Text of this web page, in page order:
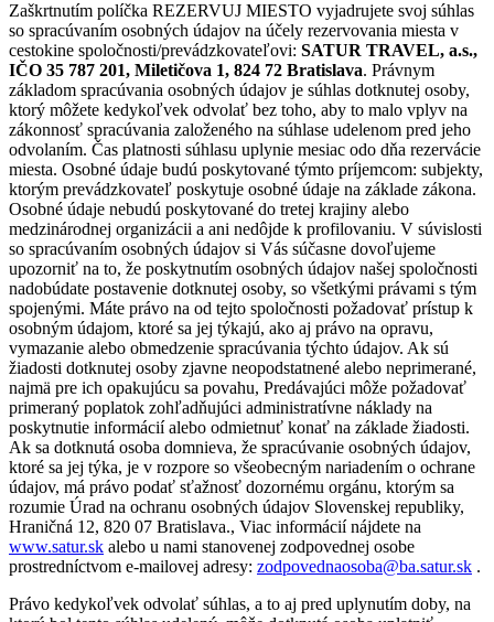
Zaškrtnutím políčka REZERVUJ MIESTO vyjadrujete svoj súhlas
so spracúvaním osobných údajov na účely rezervovania miesta v
cestokine spoločnosti/prevádzkovateľovi: SATUR TRAVEL, a.s.,
IČO 35 787 201, Miletičova 1, 824 72 Bratislava. Právnym
základom spracúvania osobných údajov je súhlas dotknutej osoby,
ktorý môžete kedykoľvek odvolať bez toho, aby to malo vplyv na
zákonnosť spracúvania založeného na súhlase udelenom pred jeho
odvolaním. Čas platnosti súhlasu uplynie mesiac odo dňa rezervácie
miesta. Osobné údaje budú poskytované týmto príjemcom: subjekty,
ktorým prevádzkovateľ poskytuje osobné údaje na základe zákona.
Osobné údaje nebudú poskytované do tretej krajiny alebo
medzinárodnej organizácii a ani nedôjde k profilovaniu. V súvislosti
so spracúvaním osobných údajov si Vás súčasne dovoľujeme
upozorniť na to, že poskytnutím osobných údajov našej spoločnosti
nadobúdate postavenie dotknutej osoby, so všetkými právami s tým
spojenými. Máte právo na od tejto spoločnosti požadovať prístup k
osobným údajom, ktoré sa jej týkajú, ako aj právo na opravu,
vymazanie alebo obmedzenie spracúvania týchto údajov. Ak sú
žiadosti dotknutej osoby zjavne neopodstatnené alebo neprimerané,
najmä pre ich opakujúcu sa povahu, Predávajúci môže požadovať
primeraný poplatok zohľadňujúci administratívne náklady na
poskytnutie informácií alebo odmietnuť konať na základe žiadosti.
Ak sa dotknutá osoba domnieva, že spracúvanie osobných údajov,
ktoré sa jej týka, je v rozpore so všeobecným nariadením o ochrane
údajov, má právo podať sťažnosť dozornému orgánu, ktorým sa
rozumie Úrad na ochranu osobných údajov Slovenskej republiky,
Hraničná 12, 820 07 Bratislava., Viac informácií nájdete na
www.satur.sk alebo u nami stanovenej zodpovednej osobe
prostredníctvom e-mailovej adresy: zodpovednaosoba@ba.satur.sk .
Právo kedykoľvek odvolať súhlas, a to aj pred uplynutím doby, na